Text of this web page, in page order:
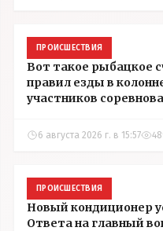
ПРОИСШЕСТВИЯ
Вот такое рыбацкое
правил езды в
участников
6 августа 2026 г. в 15:57
ПРОИСШЕСТВИЯ
Новый кондиционер
Ответа на главный